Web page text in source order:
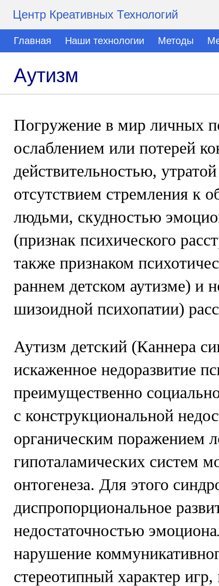
Центр Креативных Технологий
Главная Наши технологии Методы
Аутизм
Погружение в мир личных
ослаблением или потерей
действительностью,
отсутствием стремления
людьми, скудностью
(признак психического
также признаком
раннем детском аутизме) и
шизоидной психопатии)
Аутизм детский (Каннера
искаженное недоразвитие
преимущественно
с конструкциональной
органическим поражением
гипоталамических систем
онтогенеза. Для этого
диспропорциональное
недостаточностью
нарушение
стереотипный характер игр,